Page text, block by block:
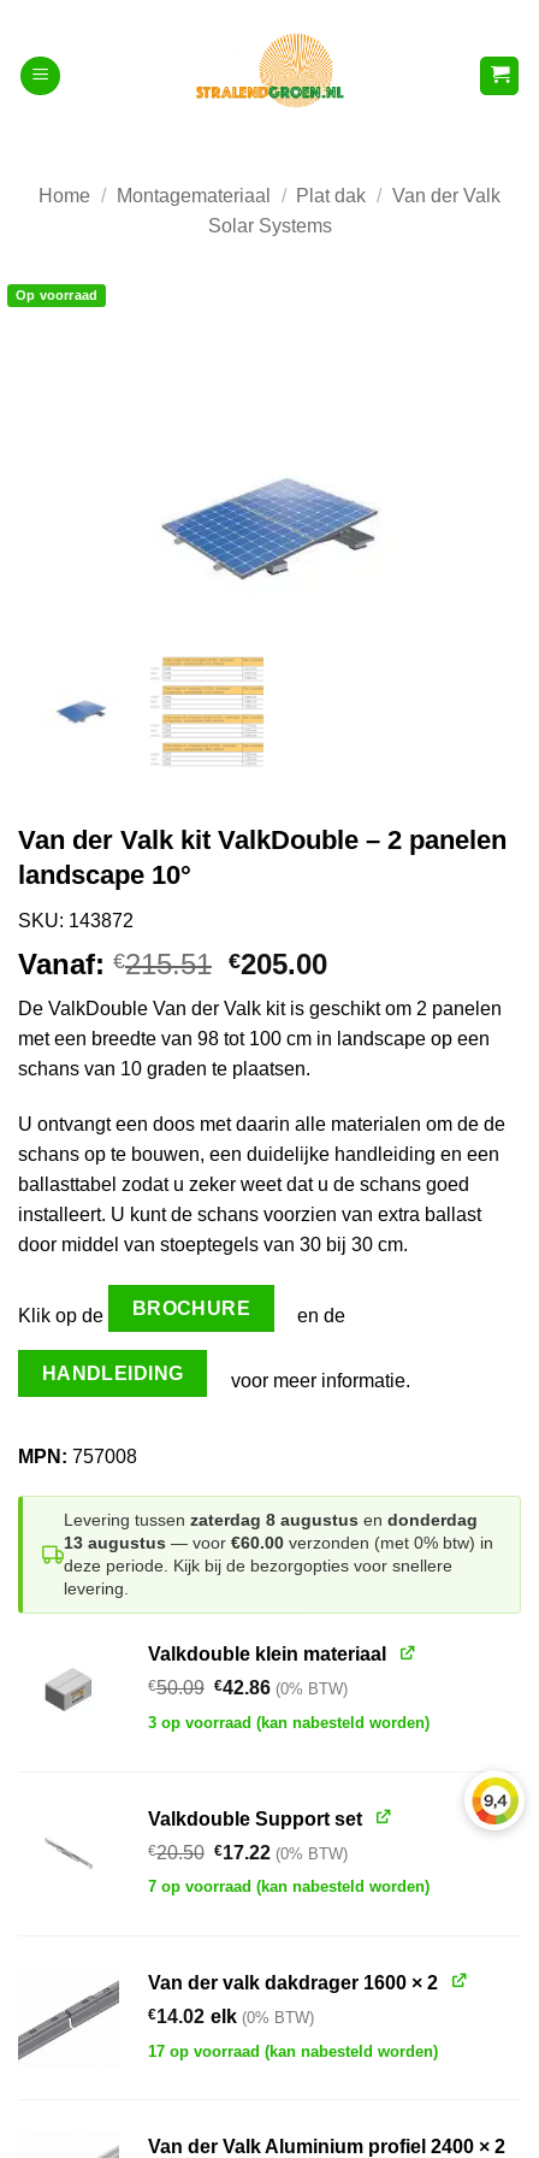
inhoud
Home / Montagemateriaal / Plat dak / Van der Valk
Solar Systems
Op voorraad
Van der Valk kit ValkDouble – 2 panelen
landscape 10°
SKU: 143872
Vanaf: €215.51 Oorspronkelijke
was:
€215.51.
€205.00Huidige
is:
€205.00.
De ValkDouble Van der Valk kit is geschikt om 2 panelen
met een breedte van 98 tot 100 cm in landscape op een
schans van 10 graden te plaatsen.
U ontvangt een doos met daarin alle materialen om de de
schans op te bouwen, een duidelijke handleiding en een
ballasttabel zodat u zeker weet dat u de schans goed
installeert. U kunt de schans voorzien van extra ballast
door middel van stoeptegels van 30 bij 30 cm.
Klik op de BROCHURE en de
HANDLEIDING voor meer informatie.
MPN: 757008
Levering tussen zaterdag 8 augustus en donderdag
13 augustus — voor €60.00 verzonden (met 0% btw) in
deze periode. Kijk bij de bezorgopties voor snellere
levering.
Valkdouble klein materiaal
€50.09 Oorspronkelijke
was:
€42.86Huidige
is:
(0% BTW)
3 op voorraad (kan nabesteld worden)
Valkdouble Support set
€20.50 Oorspronkelijke
was:
€17.22 Huidige
is:
(0% BTW)
7 op voorraad (kan nabesteld worden)
Van der valk dakdrager 1600 × 2
€14.02 elk (0% BTW)
17 op voorraad (kan nabesteld worden)
Van der Valk Aluminium profiel 2400 × 2